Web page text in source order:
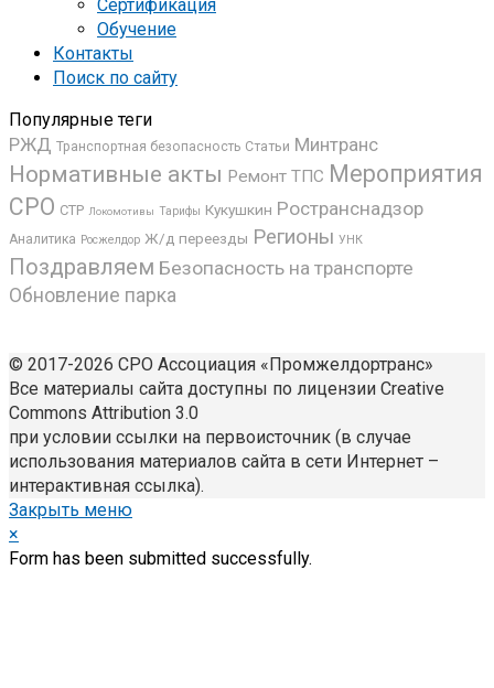
Сертификация
Обучение
Контакты
Поиск по сайту
Популярные теги
РЖД Транспортная безопасность Статьи Минтранс
Нормативные акты Ремонт ТПС Мероприятия
СРО СТР Локомотивы Тарифы Кукушкин Ространснадзор
Аналитика Росжелдор Ж/д переезды Регионы УНК
Поздравляем Безопасность на транспорте
Обновление парка
© 2017-2026 СРО Ассоциация «Промжелдортранс»
Все материалы сайта доступны по лицензии Creative
Commons Attribution 3.0
при условии ссылки на первоисточник (в случае
использования материалов сайта в сети Интернет –
интерактивная ссылка).
Закрыть меню
×
Form has been submitted successfully.